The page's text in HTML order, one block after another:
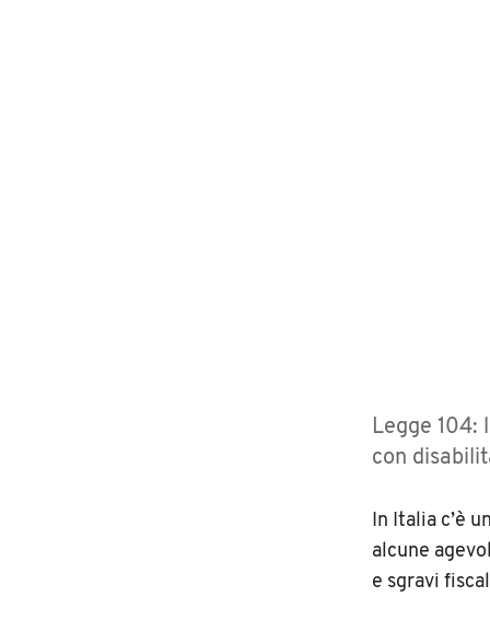
Legge 104:
con
In Italia c’è
alcune
e sgravi